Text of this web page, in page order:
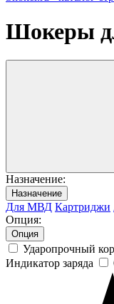
Шокеры
Назначениe:
Назначениe
Для МВД Картриджи
Опция:
Опция
Ударопрочный
Индикатор заряда